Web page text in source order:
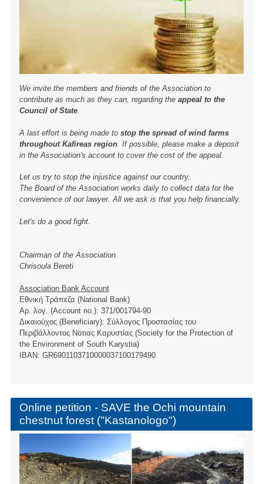
We invite the members and friends of the Association to
contribute as much as they can, regarding the appeal to the
Council of State.
A last effort is being made to stop the spread of wind farms
throughout Kafireas region. If possible, please make a deposit
in the Association's account to cover the cost of the appeal.
Let us try to stop the injustice against our country.
The Board of the Association works daily to collect data for the
convenience of our lawyer. All we ask is that you help financially.
Let's do a good fight.
Chairman of the Association
Chrisoula Bereti
Association Bank Account
Εθνική Τράπεζα (National Bank)
Αρ. λογ. (Account no.): 371/001794-90
Δικαιούχος (Beneficiary): Σύλλογος Προστασίας του
Περιβάλλοντος Νότιας Καρυστίας (Society for the Protection of
the Environment of South Karystia)
ΙBAN: GR6901103710000037100179490
Online petition - SAVE the Ochi mountain
chestnut forest ("Kastanologo")